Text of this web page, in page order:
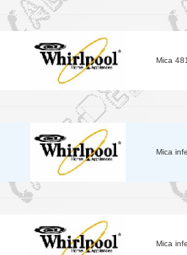
Mica
Mica
Mica